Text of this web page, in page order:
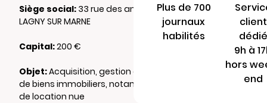
Siège social: 33 rue des anémones 77400
LAGNY SUR MARNE
Capital:200 €
Objet:Acquisition, gestion et administration
de biens immobiliers, notamment par voie
de location nue
Plus de 700
journaux
habilités
client
dédié
9h à
hors
end